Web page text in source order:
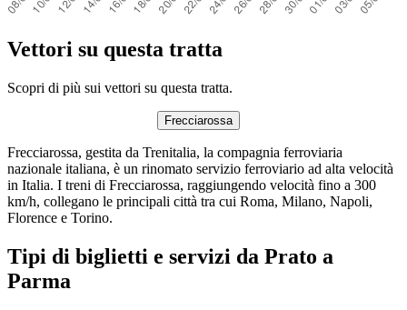
Vettori su questa tratta
Scopri di più sui vettori su questa tratta.
Frecciarossa
Frecciarossa, gestita da Trenitalia, la compagnia ferroviaria
nazionale italiana, è un rinomato servizio ferroviario ad alta velocità
in Italia. I treni di Frecciarossa, raggiungendo velocità fino a 300
km/h, collegano le principali città tra cui Roma, Milano, Napoli,
Florence e Torino.
Tipi di biglietti e servizi da Prato a
Parma